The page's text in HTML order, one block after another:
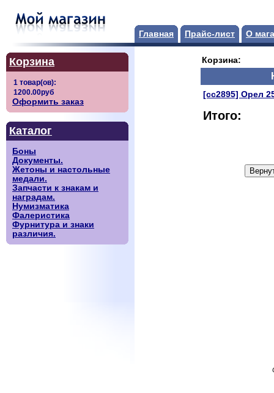
Главная Прайс-лист О
Корзина
Оформить заказ
Каталог
Боны
Документы.
Жетоны и настольные
медали.
Запчасти к знакам и
наградам.
Нумизматика
Фалеристика
Фурнитура и знаки
различия.
Корзина:
[сс2895] Орел
Итого: